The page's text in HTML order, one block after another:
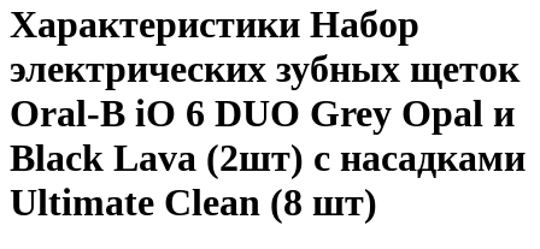
Характеристики Набор
электрических зубных щеток
Oral-B iO 6 DUO Grey Opal и
Black Lava (2шт) с насадками
Ultimate Clean (8 шт)